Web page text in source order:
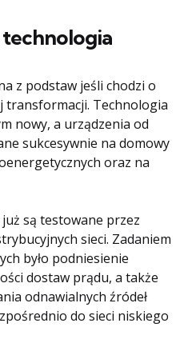
technologia
z podstaw jeśli chodzi o
transformacji. Technologia
nowy, a urządzenia od
sukcesywnie na domowy
oraz na
są testowane przez
sieci. Zadaniem
było podniesienie
dostaw prądu, a także
odnawialnych źródeł
do sieci niskiego